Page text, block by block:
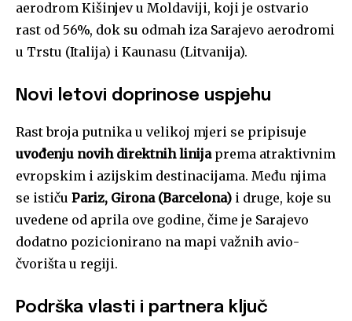
aerodrom Kišinjev u Moldaviji, koji je ostvario
rast od 56%, dok su odmah iza Sarajevo aerodromi
u Trstu (Italija) i Kaunasu (Litvanija).
Novi letovi doprinose uspjehu
Rast broja putnika u velikoj mjeri se pripisuje
uvođenju novih direktnih linijaprema atraktivnim
evropskim i azijskim destinacijama. Među njima
se ističu Pariz, Girona (Barcelona) i druge, koje su
uvedene od aprila ove godine, čime je Sarajevo
dodatno pozicionirano na mapi važnih avio-
čvorišta u regiji.
Podrška vlasti i partnera ključ